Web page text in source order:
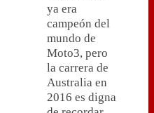
ya era
campeón del
mundo de
Moto3, pero
la carrera de
Australia en
2016 es digna